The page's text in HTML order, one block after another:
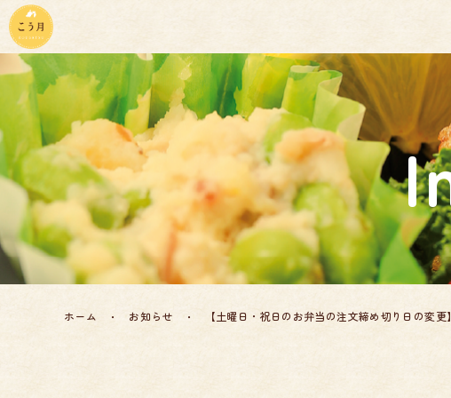
こう月について
メニュー
配達エリア
会社概要
お知らせ
お問い合わせ
ホーム お知らせ 【土曜日・祝日のお弁当の注文締め切り日の変更】